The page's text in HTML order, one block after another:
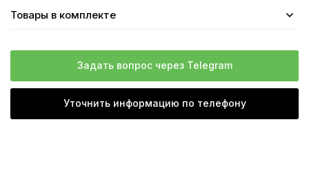
Товары в комплекте
Задать вопрос через Telegram
Уточнить информацию по телефону